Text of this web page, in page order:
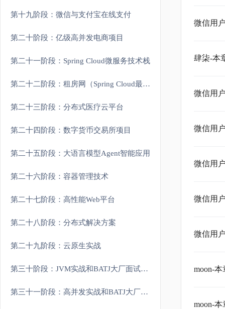
第十九阶段：微信与支付宝在线支付
第二十阶段：亿级高并发电商项目
第二十一阶段：Spring Cloud微服务技术栈
第二十二阶段：租房网（Spring Cloud最新架构）
第二十三阶段：分布式医疗云平台
第二十四阶段：数字货币交易所项目
第二十五阶段：大语言模型Agent智能应用
第二十六阶段：容器管理技术
第二十七阶段：高性能Web平台
第二十八阶段：分布式解决方案
第二十九阶段：云原生实战
第三十阶段：JVM实战和BATJ大厂面试重难点
第三十一阶段：高并发实战和BATJ大厂面试重难点
微信用
肆柒-本
微信用
微信用
微信用
微信用
微信用
moon-
moon-